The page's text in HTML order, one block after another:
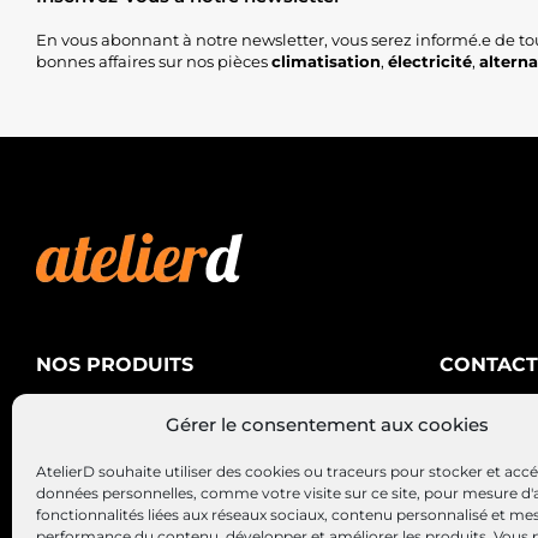
Gérer le consentement aux cookies
AtelierD souhaite utiliser des cookies ou traceurs pour stocker et
données personnelles, comme votre visite sur ce site, pour mesure
fonctionnalités liées aux réseaux sociaux, contenu personnalisé et
En vous abonnant à notre newsletter, vous serez informé.e de
bonnes affaires sur nos piècesclimatisation, électricité,
NOS PRODUITS
Alternateurs – Démarreurs
CONTACT
AtelierD
88200
03 29 22 34